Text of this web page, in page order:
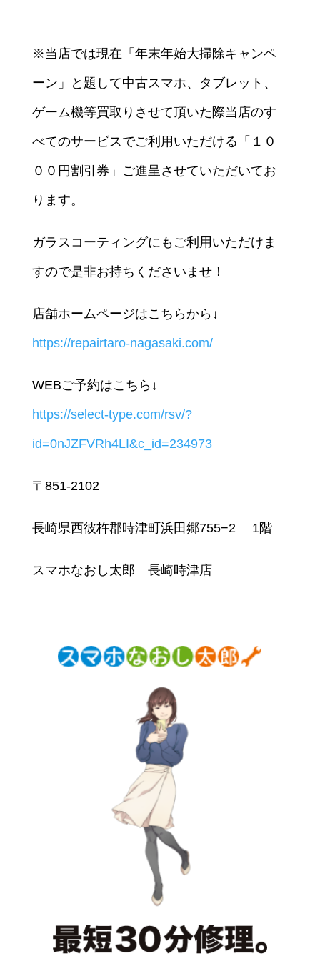
※当店では現在「年末年始大掃除キャンペ
ーン」と題して中古スマホ、タブレット、
ゲーム機等買取りさせて頂いた際当店のす
べてのサービスでご利用いただける「１０
００円割引券」ご進呈させていただいてお
ります。
ガラスコーティングにもご利用いただけま
すので是非お持ちくださいませ！
店舗ホームページはこちらから↓
https://repairtaro-nagasaki.com/
WEBご予約はこちら↓
https://select-type.com/rsv/?
id=0nJZFVRh4LI&c_id=234973
〒851-2102
長崎県西彼杵郡時津町浜田郷755−2 1階
スマホなおし太郎 長崎時津店